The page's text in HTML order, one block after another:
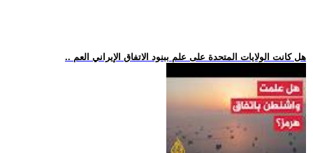
.. هل كانت الولايات المتحدة على علم ببنود الاتفاق الإيراني العم